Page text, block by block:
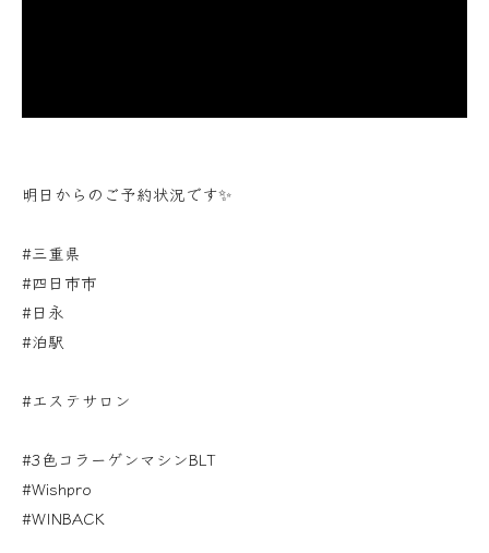
明日からのご予約状況です✨
#三重県
#四日市市
#日永
#泊駅
#エステサロン
#3色コラーゲンマシンBLT
#Wishpro
#WINBACK